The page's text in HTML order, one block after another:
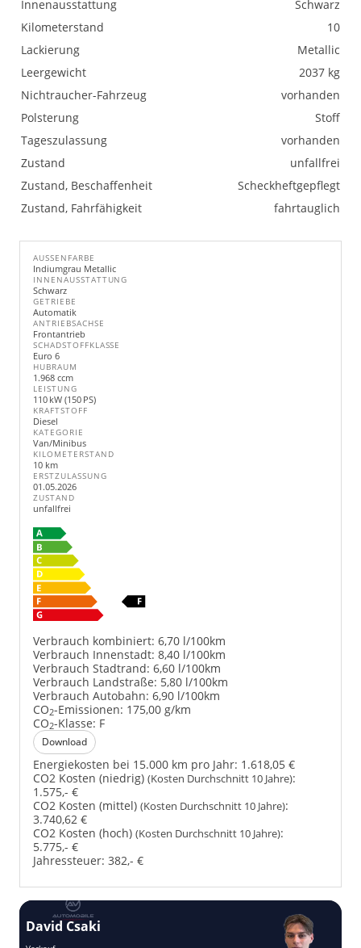
Innenausstattung
Schwarz
Kilometerstand
10
Lackierung
Metallic
Leergewicht
2037 kg
Nichtraucher-Fahrzeug
vorhanden
Polsterung
Stoff
Tageszulassung
vorhanden
Zustand
unfallfrei
Zustand, Beschaffenheit
Scheckheftgepflegt
Zustand, Fahrfähigkeit
fahrtauglich
AUSSENFARBE
Indiumgrau Metallic
INNENAUSSTATTUNG
Schwarz
GETRIEBE
Automatik
ANTRIEBSACHSE
Frontantrieb
SCHADSTOFFKLASSE
Euro 6
HUBRAUM
1.968 ccm
LEISTUNG
110 kW (150 PS)
KRAFTSTOFF
Diesel
KATEGORIE
Van/Minibus
KILOMETERSTAND
10 km
ERSTZULASSUNG
01.05.2026
ZUSTAND
unfallfrei
Verbrauch kombiniert: 6,70 l/100km
Verbrauch Innenstadt: 8,40 l/100km
Verbrauch Stadtrand: 6,60 l/100km
Verbrauch Landstraße: 5,80 l/100km
Verbrauch Autobahn: 6,90 l/100km
CO2-Emissionen: 175,00 g/km
CO2-Klasse: F
Download
Energiekosten bei 15.000 km pro Jahr: 1.618,05 €
CO2 Kosten (niedrig) (Kosten Durchschnitt 10 Jahre):
1.575,- €
CO2 Kosten (mittel) (Kosten Durchschnitt 10 Jahre):
3.740,62 €
CO2 Kosten (hoch) (Kosten Durchschnitt 10 Jahre):
5.775,- €
Jahressteuer: 382,- €
David Csaki